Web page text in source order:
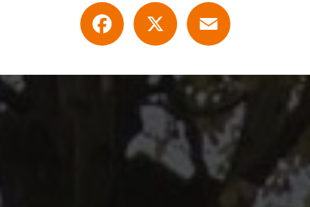
Facebook